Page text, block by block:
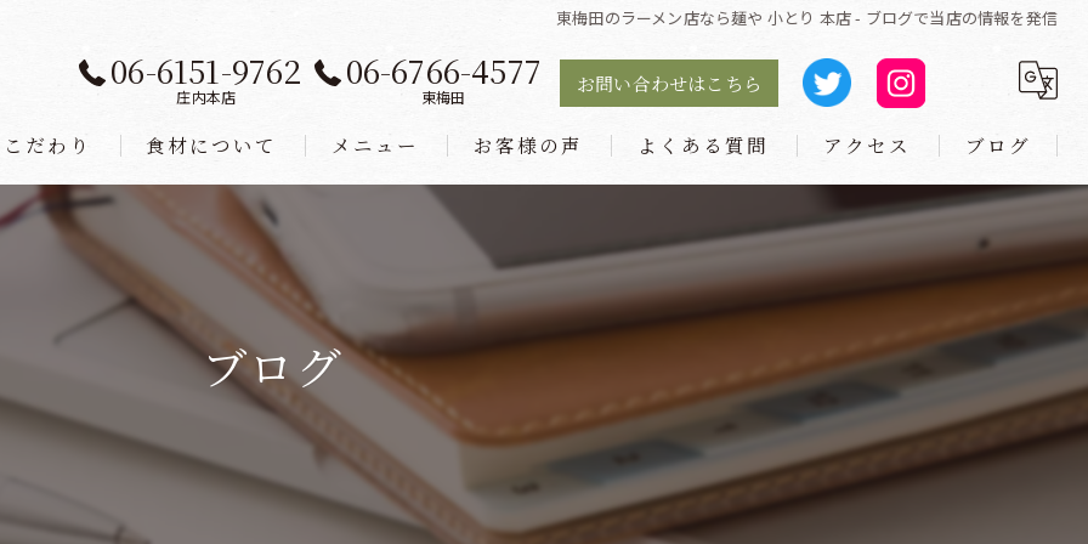
東梅田のラーメン店なら麺や 小とり 本店 - ブログで当店の情報を発信
06-6151-9762
庄内本店
06-6766-4577
東梅田
お問い合わせはこちら
こだわり 食材について メニュー お客様の声 よくある質問 アクセス
麺や 小とり 庄内本店
麺や 小とり 東梅田
ブログ
ブログ